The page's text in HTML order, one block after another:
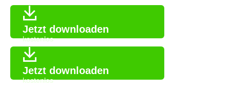
Jetzt downloaden
kostenlos
Jetzt downloaden
kostenlos